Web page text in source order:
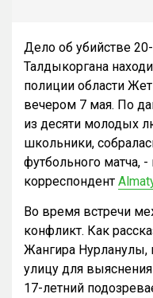
Дело об убийстве
Талдыкоргана
полиции области
вечером 7 мая. По
из десяти молодых
школьники,
футбольного матча, -
корреспондент
Во время встречи
конфликт. Как
Жангира
улицу для
17-летний